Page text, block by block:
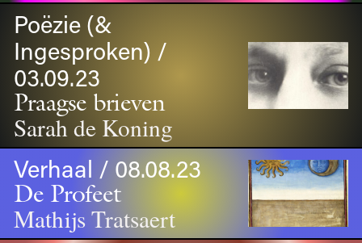
Poëzie (&
Ingesproken) /
03.09.23
Praagse brieven
Sarah de Koning
Verhaal / 08.08.23
De Profeet
Mathijs Tratsaert